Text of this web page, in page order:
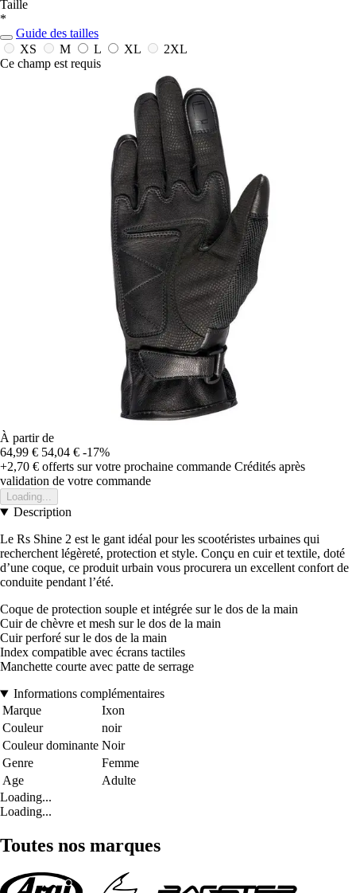
Taille
*
Guide des tailles
XS
M L XL
2XL
Ce champ est requis
À partir de
64,99 € 54,04 € -17%
+2,70 € offerts sur votre prochaine commande Crédités après
validation de votre commande
Loading...
Description
Le Rs Shine 2 est le gant idéal pour les scootéristes urbaines qui
recherchent légèreté, protection et style. Conçu en cuir et textile, doté
d’une coque, ce produit urbain vous procurera un excellent confort de
conduite pendant l’été.
Coque de protection souple et intégrée sur le dos de la main
Cuir de chèvre et mesh sur le dos de la main
Cuir perforé sur le dos de la main
Index compatible avec écrans tactiles
Manchette courte avec patte de serrage
Informations complémentaires
Marque
Ixon
Couleur
noir
Couleur dominante Noir
Genre
Femme
Age
Adulte
Loading...
Loading...
Toutes nos marques